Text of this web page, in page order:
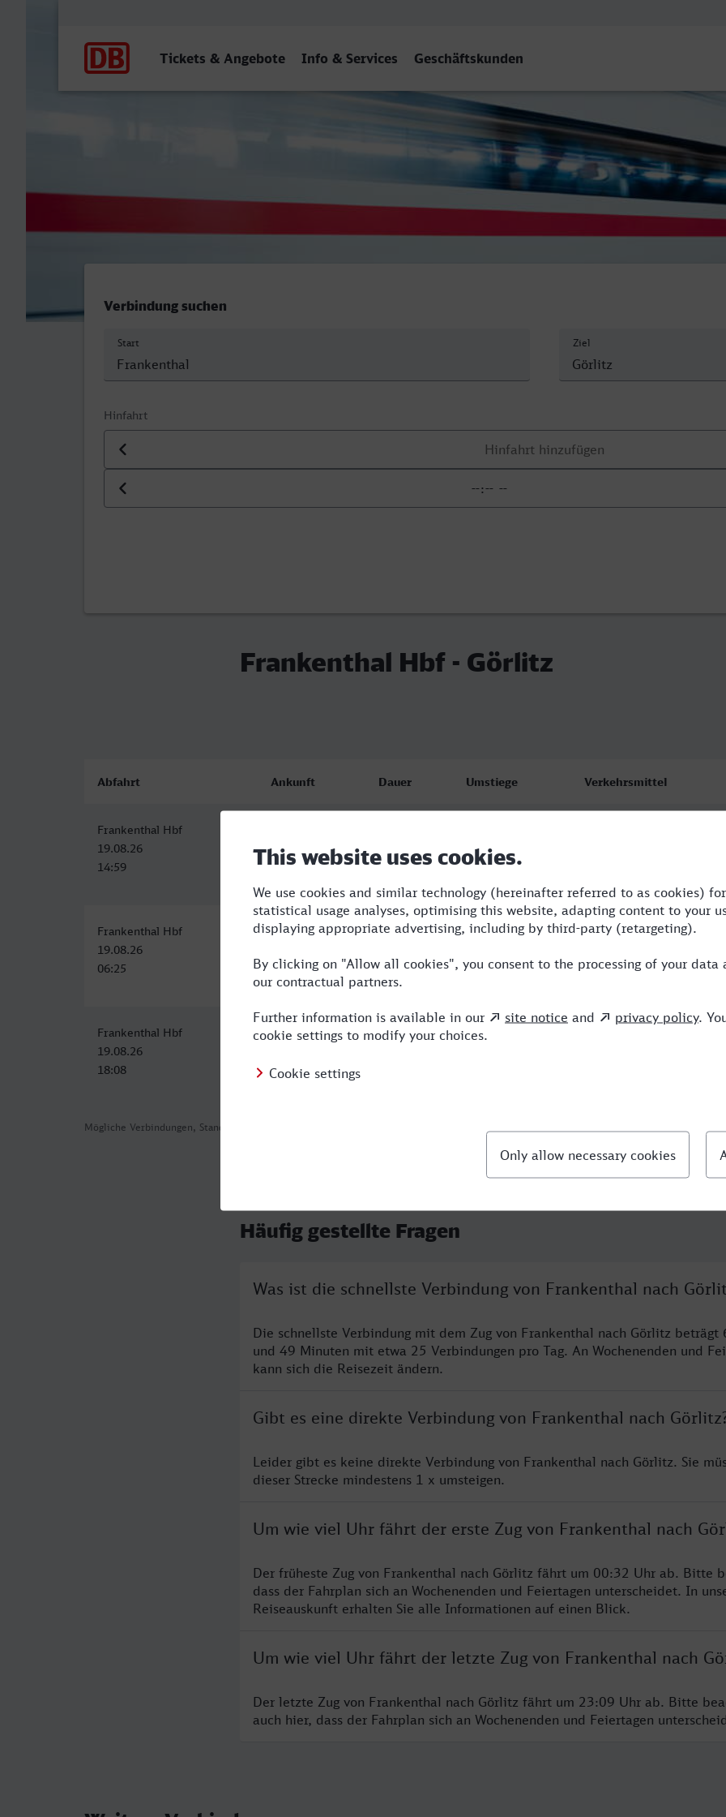
Tickets & Angebote Info & Services Geschäftskunden
Verbindung suchen
Start Ziel
Hinfahrt
Datum der Hinfahrt
Uhrzeit der Hinfahrt
Frankenthal Hbf - Görlitz
Mögliche Verbindungen, Stand: 2026-08-05 11:43
Abfahrt Ankunft Dauer Umstiege Verkehrsmittel
Frankenthal Hbf
19.08.26
14:59
19.08.26
21:48
Frankenthal Hbf
19.08.26
06:25
Görlitz
14:48
8:23 3 TLX,RE,ICE
Frankenthal Hbf
19.08.26
18:08
Görlitz
05:30
11:22 4
Häufig gestellte Fragen
Was ist die schnellste Verbindung von Frankenthal nach
Die schnellste Verbindung mit dem Zug von Frankenthal nach Görlitz beträgt
und 49 Minuten mit etwa 25 Verbindungen pro Tag. An Wochenenden und
kann sich die Reisezeit ändern.
Gibt es eine direkte Verbindung von Frankenthal nach
Leider gibt es keine direkte Verbindung von Frankenthal nach Görlitz. Sie
dieser Strecke mindestens 1 x umsteigen.
Um wie viel Uhr fährt der erste Zug von Frankenthal nach
Der früheste Zug von Frankenthal nach Görlitz fährt um 00:32 Uhr ab. Bitte
dass der Fahrplan sich an Wochenenden und Feiertagen unterscheidet. In
Reiseauskunft erhalten Sie alle Informationen auf einen Blick.
Um wie viel Uhr fährt der letzte Zug von Frankenthal nach
Der letzte Zug von Frankenthal nach Görlitz fährt um 23:09 Uhr ab. Bitte
auch hier, dass der Fahrplan sich an Wochenenden und Feiertagen